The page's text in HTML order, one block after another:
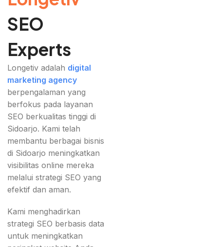
SEO
Experts
Longetiv adalah digital
marketing agency
berpengalaman yang
berfokus pada layanan
SEO berkualitas tinggi di
Sidoarjo. Kami telah
membantu berbagai bisnis
di Sidoarjo meningkatkan
visibilitas online mereka
melalui strategi SEO yang
efektif dan aman.
Kami menghadirkan
strategi SEO berbasis data
untuk meningkatkan